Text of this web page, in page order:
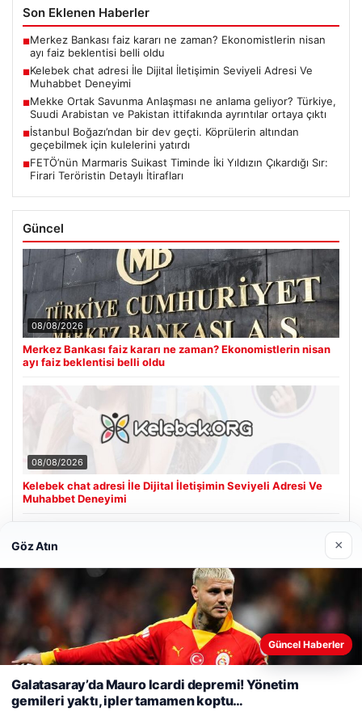
Son Eklenen Haberler
■Merkez Bankası faiz kararı ne zaman? Ekonomistlerin nisan
ayı faiz beklentisi belli oldu
■Kelebek chat adresi İle Dijital İletişimin Seviyeli Adresi Ve
Muhabbet Deneyimi
■Mekke Ortak Savunma Anlaşması ne anlama geliyor? Türkiye,
Suudi Arabistan ve Pakistan ittifakında ayrıntılar ortaya çıktı
■İstanbul Boğazı’ndan bir dev geçti. Köprülerin altından
geçebilmek için kulelerini yatırdı
■FETÖ’nün Marmaris Suikast Timinde İki Yıldızın Çıkardığı Sır:
Firari Teröristin Detaylı İtirafları
Güncel
08/08/2026
Merkez Bankası faiz kararı ne zaman? Ekonomistlerin nisan
ayı faiz beklentisi belli oldu
08/08/2026
Kelebek chat adresi İle Dijital İletişimin Seviyeli Adresi Ve
Muhabbet Deneyimi
Cengiz Sigorta
23/06/2026
Web sitemizi nasıl kullandığınızı daha iyi anlayabilmek,
deneyiminizi kişiselleştirmek ve geliştirmek amacıyla çerezler
kullanıyoruz.
Çerez Politikamız
Reddet Kabul Et
Göz Atın ×
Güncel Haberler
Galatasaray’da Mauro Icardi depremi! Yönetim
gemileri yaktı, ipler tamamen koptu…